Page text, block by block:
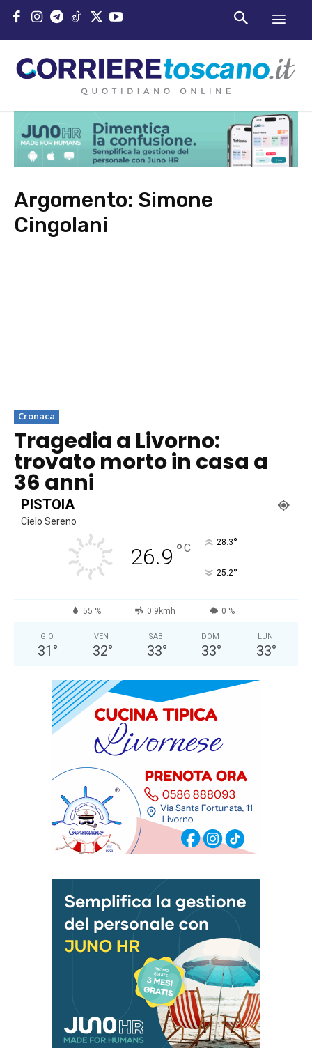
Argomento: Simone
Cingolani
Cronaca
Tragedia a Livorno:
trovato morto in casa a
36 anni
PISTOIA
Cielo Sereno
26.9 °C 28.3°
25.2°
55 % 0.9kmh 0 %
GIO
31 °
VEN
32°
SAB
33°
DOM
33°
LUN
33°